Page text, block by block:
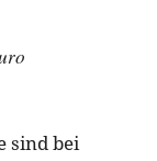
sind bei